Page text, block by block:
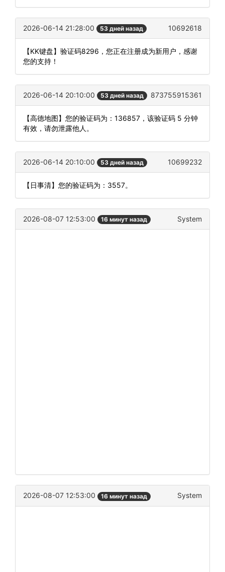
2026-06-14 21:28:00 53 дней назад 10692618
【KK键盘】验证码8296，您正在注册成为新用户，感谢
您的支持！
2026-06-14 20:10:00 53 дней назад 873755915361
【高德地图】您的验证码为：136857，该验证码 5 分钟
有效，请勿泄露他人。
2026-06-14 20:10:00 53 дней назад 10699232
【日事清】您的验证码为：3557。
2026-08-07 12:53:00 16 минут назад System
2026-08-07 12:53:00 16 минут назад System